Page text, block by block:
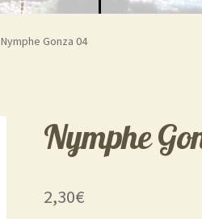
Nymphe Gonza 04
Nymphe
2,30€